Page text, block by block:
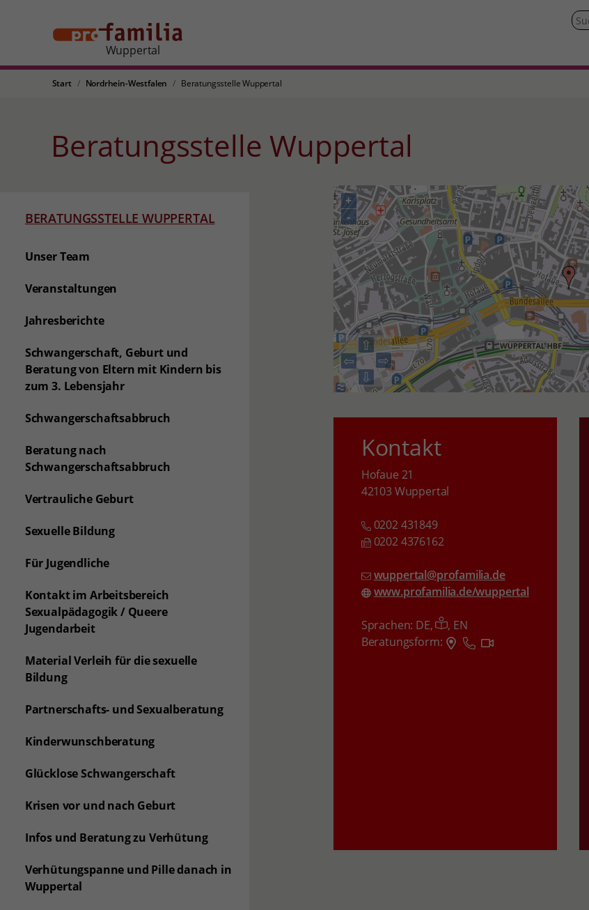
Wuppertal
Start Nordrhein-Westfalen Beratungsstelle Wuppertal
BERATUNGSSTELLE WUPPERTAL
Unser Team
Veranstaltungen
Jahresberichte
Schwangerschaft, Geburt und
Beratung von Eltern mit Kindern bis
zum 3. Lebensjahr
Schwangerschaftsabbruch
Beratung nach
Schwangerschaftsabbruch
Vertrauliche Geburt
Sexuelle Bildung
Für Jugendliche
Kontakt im Arbeitsbereich
Sexualpädagogik / Queere
Jugendarbeit
Material Verleih für die sexuelle
Bildung
Partnerschafts- und Sexualberatung
Kinderwunschberatung
Glücklose Schwangerschaft
Krisen vor und nach Geburt
Infos und Beratung zu Verhütung
Verhütungspanne und Pille danach in
Wuppertal
Beratungsstelle Wuppertal
⇧
⇨
⇦
⇩
+
-
Kontakt
Hofaue 21
42103 Wuppertal
0202 431849
0202 4376162
wuppertal@profamilia.de
www.profamilia.de/wuppertal
Sprachen: DE, , EN
Beratungsform: